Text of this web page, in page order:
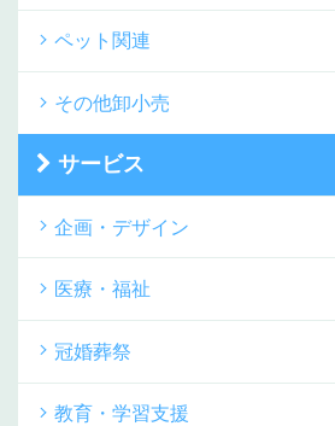
ペット関連
その他卸小売
サービス
企画・デザイン
医療・福祉
冠婚葬祭
教育・学習支援